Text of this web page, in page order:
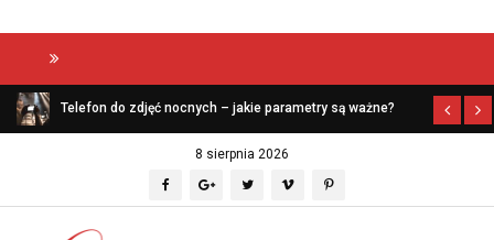
Telefon do zdjęć nocnych – jakie parametry są ważne?
8 sierpnia 2026